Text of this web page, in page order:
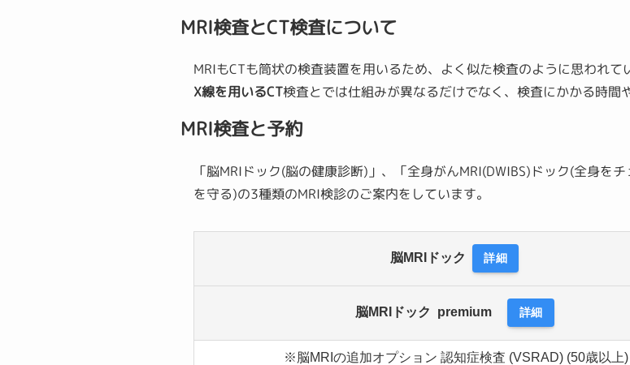
MRI検査とCT検査について
MRIもCTも筒状の検査装置を用いるため、よく似た検査のように思われて
X線を用いるCT検査とでは仕組みが異なるだけでなく、検査にかかる時間
MRI検査と予約
「脳MRIドック(脳の健康診断)」、「全身がんMRI(DWIBS)ドック(全身を
を守る)の3種類のMRI検診のご案内をしています。
脳MRIドック 詳細
脳MRIドック premium 詳細
※脳MRIの追加オプション 認知症検査 (VSRAD) (50歳以上)